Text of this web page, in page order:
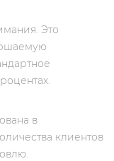
Это
в
клиентов